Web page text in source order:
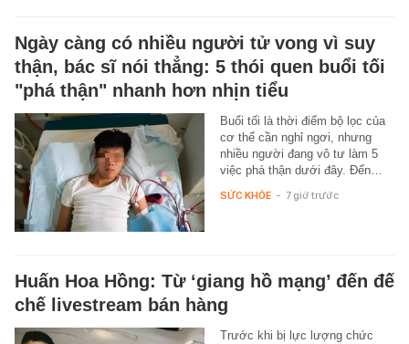
Ngày càng có nhiều người tử vong vì suy
thận, bác sĩ nói thẳng: 5 thói quen buổi tối
"phá thận" nhanh hơn nhịn tiểu
Buổi tối là thời điểm bộ lọc của
cơ thể cần nghỉ ngơi, nhưng
nhiều người đang vô tư làm 5
việc phá thận dưới đây. Đến…
SỨC KHỎE - 7 giờ trước
Huấn Hoa Hồng: Từ ‘giang hồ mạng’ đến đế
chế livestream bán hàng
Trước khi bị lực lượng chức